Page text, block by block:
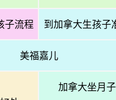
子流程 到加拿大生孩子
美福嘉儿
加拿大坐月子